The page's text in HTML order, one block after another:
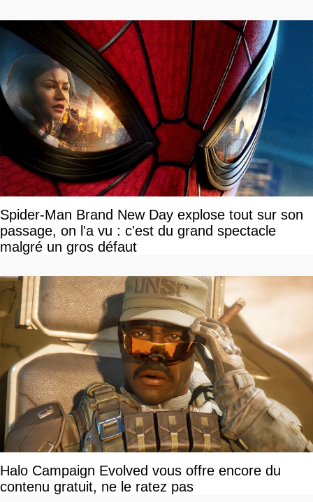
Spider-Man Brand New Day explose tout sur son
passage, on l'a vu : c'est du grand spectacle
malgré un gros défaut
Halo Campaign Evolved vous offre encore du
contenu gratuit, ne le ratez pas